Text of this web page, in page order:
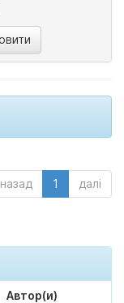
назад 1 далі
Автор(и)